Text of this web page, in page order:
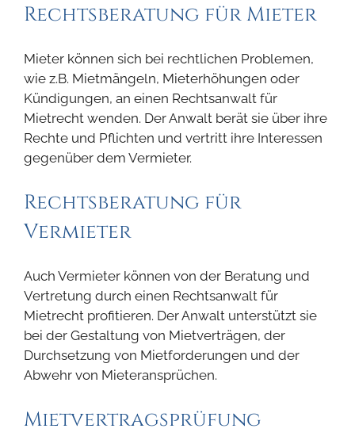
Rechtsberatung für Mieter
Mieter können sich bei rechtlichen Problemen,
wie z.B. Mietmängeln, Mieterhöhungen oder
Kündigungen, an einen Rechtsanwalt für
Mietrecht wenden. Der Anwalt berät sie über ihre
Rechte und Pflichten und vertritt ihre Interessen
gegenüber dem Vermieter.
Rechtsberatung für
Vermieter
Auch Vermieter können von der Beratung und
Vertretung durch einen Rechtsanwalt für
Mietrecht profitieren. Der Anwalt unterstützt sie
bei der Gestaltung von Mietverträgen, der
Durchsetzung von Mietforderungen und der
Abwehr von Mieteransprüchen.
Mietvertragsprüfung